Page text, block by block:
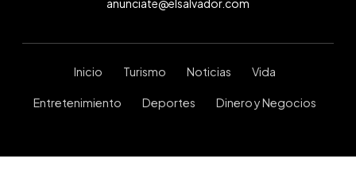
anunciate@elsalvador.com
Inicio Turismo Noticias Vida
Entretenimiento Deportes Dinero y Negocios